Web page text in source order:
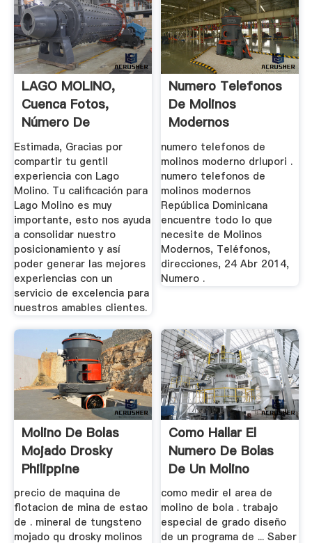
LAGO MOLINO,
Cuenca Fotos,
Número De
Teléfono Y ...
Estimada, Gracias por
compartir tu gentil
experiencia con Lago
Molino. Tu calificación para
Lago Molino es muy
importante, esto nos ayuda
a consolidar nuestro
posicionamiento y así
poder generar las mejores
experiencias con un
servicio de excelencia para
nuestros amables clientes.
Numero Telefonos
De Molinos
Modernos
numero telefonos de
molinos moderno drlupori .
numero telefonos de
molinos modernos
República Dominicana
encuentre todo lo que
necesite de Molinos
Modernos, Teléfonos,
direcciones, 24 Abr 2014,
Numero .
Molino De Bolas
Mojado Drosky
Philippine
precio de maquina de
flotacion de mina de estao
de . mineral de tungsteno
mojado qu drosky molinos
Como Hallar El
Numero De Bolas
De Un Molino
como medir el area de
molino de bola . trabajo
especial de grado diseño
de un programa de ... Saber